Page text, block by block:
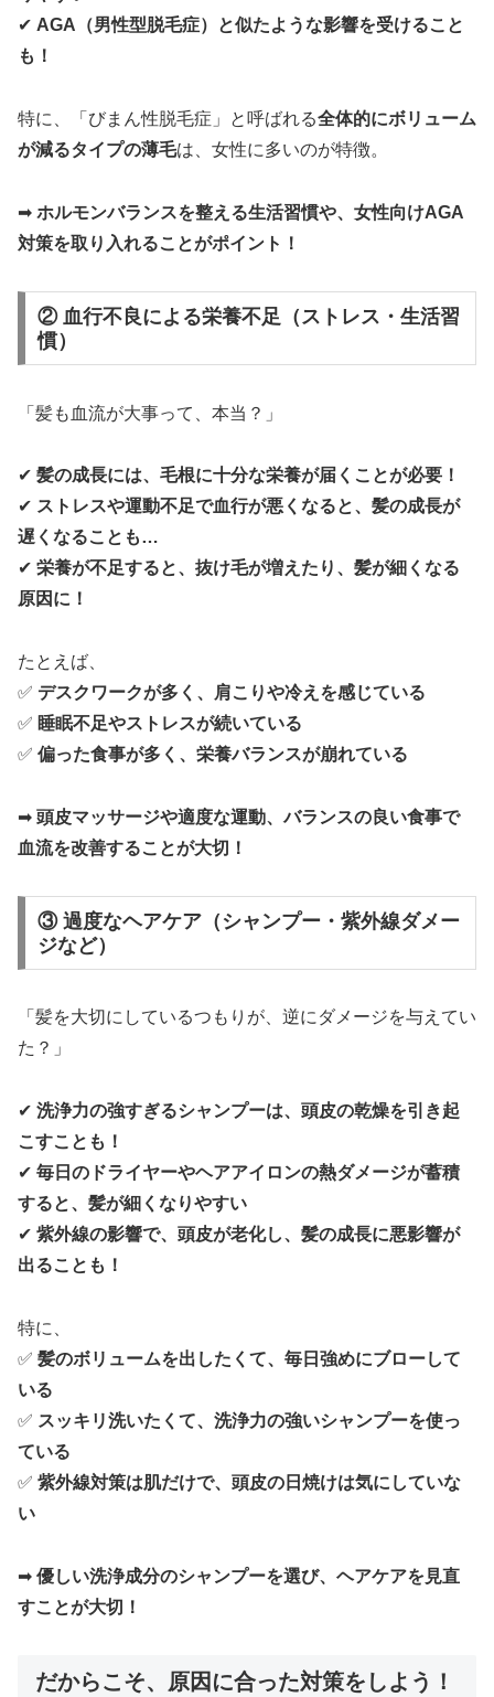
✔ AGA（男性型脱毛症）と似たような影響を受けること
も！
特に、「びまん性脱毛症」と呼ばれる全体的にボリューム
が減るタイプの薄毛は、女性に多いのが特徴。
➡ ホルモンバランスを整える生活習慣や、女性向けAGA
対策を取り入れることがポイント！
② 血行不良による栄養不足（ストレス・生活習
慣）
「髪も血流が大事って、本当？」
✔ 髪の成長には、毛根に十分な栄養が届くことが必要！
✔ ストレスや運動不足で血行が悪くなると、髪の成長が
遅くなることも…
✔ 栄養が不足すると、抜け毛が増えたり、髪が細くなる
原因に！
たとえば、
✅ デスクワークが多く、肩こりや冷えを感じている
✅ 睡眠不足やストレスが続いている
✅ 偏った食事が多く、栄養バランスが崩れている
➡ 頭皮マッサージや適度な運動、バランスの良い食事で
血流を改善することが大切！
③ 過度なヘアケア（シャンプー・紫外線ダメー
ジなど）
「髪を大切にしているつもりが、逆にダメージを与えてい
た？」
✔ 洗浄力の強すぎるシャンプーは、頭皮の乾燥を引き起
こすことも！
✔ 毎日のドライヤーやヘアアイロンの熱ダメージが蓄積
すると、髪が細くなりやすい
✔ 紫外線の影響で、頭皮が老化し、髪の成長に悪影響が
出ることも！
特に、
✅ 髪のボリュームを出したくて、毎日強めにブローして
いる
✅ スッキリ洗いたくて、洗浄力の強いシャンプーを使っ
ている
✅ 紫外線対策は肌だけで、頭皮の日焼けは気にしていな
い
➡ 優しい洗浄成分のシャンプーを選び、ヘアケアを見直
すことが大切！
だからこそ、原因に合った対策をしよう！